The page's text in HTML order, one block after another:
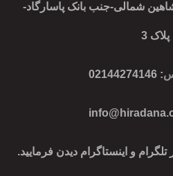
شمالی-جنب بانک پاسارگاد-
پلاک 3
: 02144274146
و اینستاگرام دیدن فرمایید.